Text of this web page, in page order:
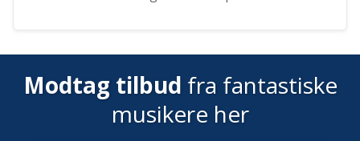
Modtag tilbud fra fantastiske
musikere her